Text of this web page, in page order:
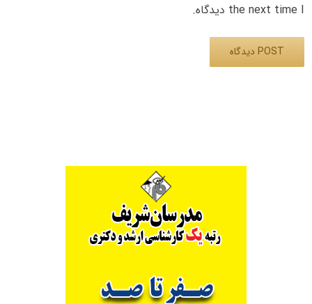
the next time I دیدگاه.